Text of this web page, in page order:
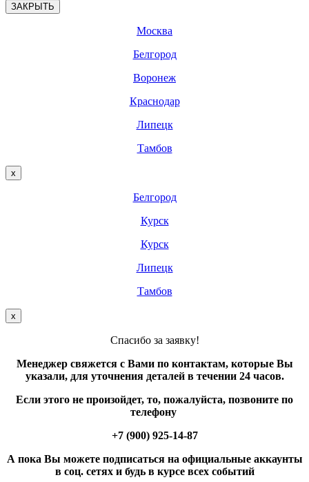
ЗАКРЫТЬ
Москва
Белгород
Воронеж
Краснодар
Липецк
Тамбов
х
Белгород
Курск
Курск
Липецк
Тамбов
х
Спасибо за заявку!
Менеджер свяжется с Вами по контактам, которые Вы
указали, для уточнения деталей в течении 24 часов.
Если этого не произойдет, то, пожалуйста, позвоните по
телефону
+7 (900) 925-14-87
А пока Вы можете подписаться на официальные аккаунты
в соц. сетях и будь в курсе всех событий